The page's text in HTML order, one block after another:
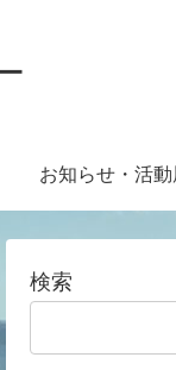
お知らせ・活
検索